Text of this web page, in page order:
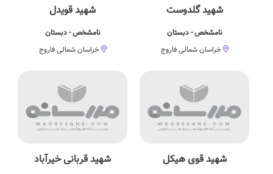
شهید گلدوست
نامشخص - دبستان
خراسان شمالی فاروج
شهید قویدل
نامشخص - دبستان
خراسان شمالی فاروج
شهید قوی هیکل شهید قربانی خیرآباد